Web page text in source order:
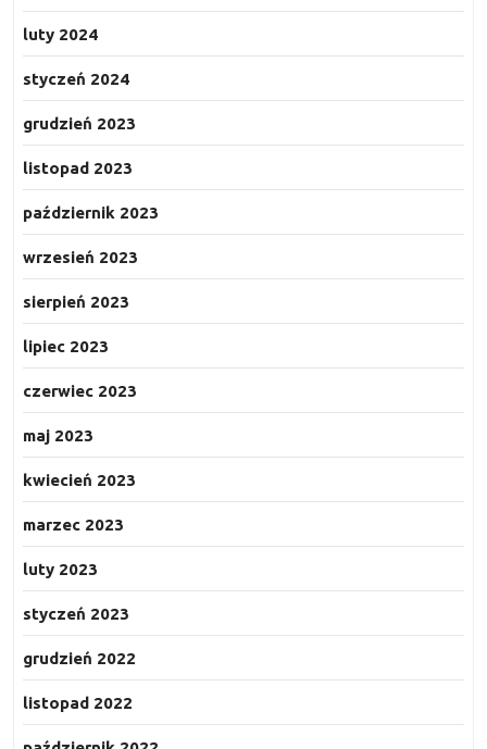
luty 2024
styczeń 2024
grudzień 2023
listopad 2023
październik 2023
wrzesień 2023
sierpień 2023
lipiec 2023
czerwiec 2023
maj 2023
kwiecień 2023
marzec 2023
luty 2023
styczeń 2023
grudzień 2022
listopad 2022